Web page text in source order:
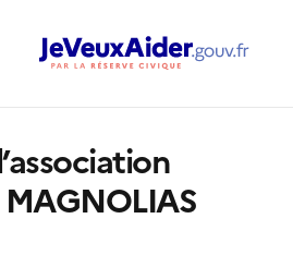
MAGNOLIAS